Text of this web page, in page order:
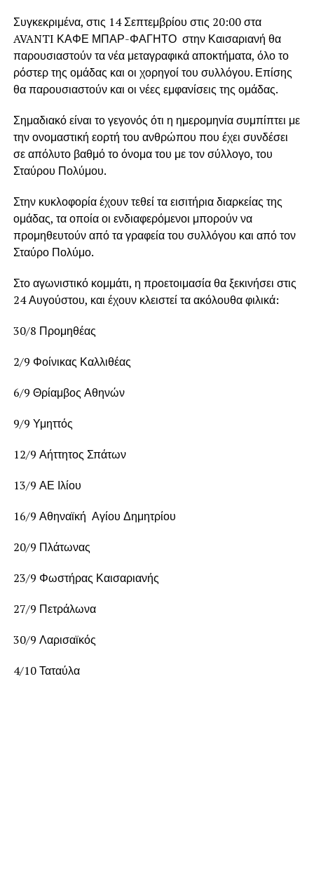
Συγκεκριμένα, στις 14 Σεπτεμβρίου στις 20:00 στα
AVANTI ΚΑΦΕ ΜΠΑΡ-ΦΑΓΗΤΟ στην Καισαριανή θα
παρουσιαστούν τα νέα μεταγραφικά αποκτήματα, όλο το
ρόστερ της ομάδας και οι χορηγοί του συλλόγου. Επίσης
θα παρουσιαστούν και οι νέες εμφανίσεις της ομάδας.
Σημαδιακό είναι το γεγονός ότι η ημερομηνία συμπίπτει με
την ονομαστική εορτή του ανθρώπου που έχει συνδέσει
σε απόλυτο βαθμό το όνομα του με τον σύλλογο, του
Σταύρου Πολύμου.
Στην κυκλοφορία έχουν τεθεί τα εισιτήρια διαρκείας της
ομάδας, τα οποία οι ενδιαφερόμενοι μπορούν να
προμηθευτούν από τα γραφεία του συλλόγου και από τον
Σταύρο Πολύμο.
Στο αγωνιστικό κομμάτι, η προετοιμασία θα ξεκινήσει στις
24 Αυγούστου, και έχουν κλειστεί τα ακόλουθα φιλικά:
30/8 Προμηθέας
2/9 Φοίνικας Καλλιθέας
6/9 Θρίαμβος Αθηνών
9/9 Υμηττός
12/9 Αήττητος Σπάτων
13/9 ΑΕ Ιλίου
16/9 Αθηναϊκή Αγίου Δημητρίου
20/9 Πλάτωνας
23/9 Φωστήρας Καισαριανής
27/9 Πετράλωνα
30/9 Λαρισαϊκός
4/10 Ταταύλα